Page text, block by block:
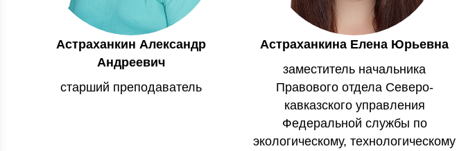
Астраханкин Александр
Андреевич
старший преподаватель
Астраханкина Елена Юрьевна
заместитель начальника
Правового отдела Северо-
кавказского управления
Федеральной службы по
экологическому, технологическому